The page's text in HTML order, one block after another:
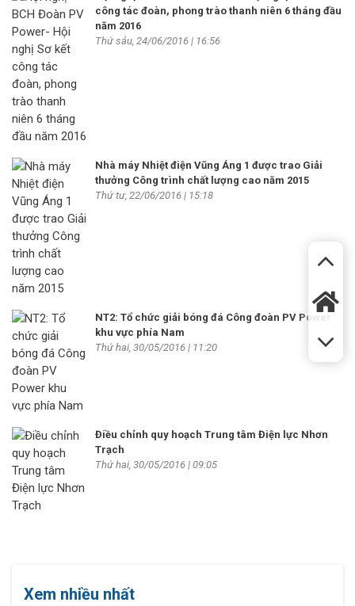
công tác đoàn, phong trào thanh niên 6 tháng đầu
năm 2016
Thứ sáu, 24/06/2016 | 16:56
Nhà máy Nhiệt điện Vũng Áng 1 được trao Giải
thưởng Công trình chất lượng cao năm 2015
Thứ tư, 22/06/2016 | 15:18
NT2: Tổ chức giải bóng đá Công đoàn PV Power
khu vực phía Nam
Thứ hai, 30/05/2016 | 11:20
Điều chỉnh quy hoạch Trung tâm Điện lực Nhơn
Trạch
Thứ hai, 30/05/2016 | 09:05
Xem nhiều nhất